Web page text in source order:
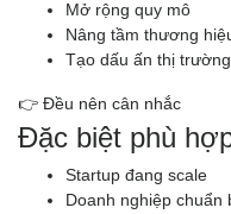
Mở rộng quy mô
Nâng tầm thương
Tạo dấu ấn thị trường
👉 Đều nên cân nhắc
Đặc biệt phù
Startup đang scale
Doanh nghiệp chuẩn